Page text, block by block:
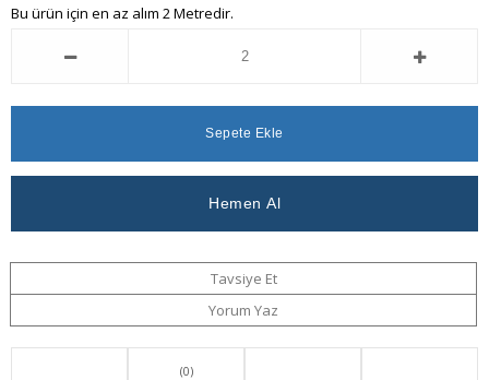
Sipariş Ekle Listeme
İndirimli Fiyat
Ver
Gelince
Bu ürün için en az alım 2 Metredir.
Tavsiye Et
Yorum Yaz
(0)